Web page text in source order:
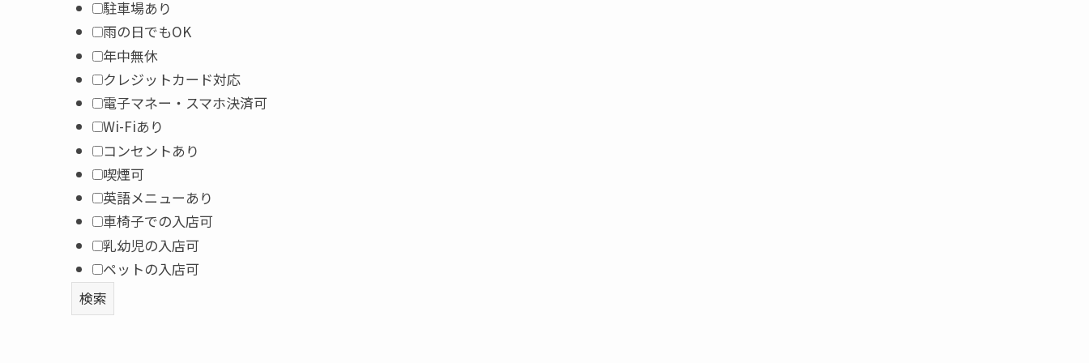
駐車場あり
雨の日でもOK
年中無休
クレジットカード対応
電子マネー・スマホ決済可
Wi-Fiあり
コンセントあり
喫煙可
英語メニューあり
車椅子での入店可
乳幼児の入店可
ペットの入店可
検索